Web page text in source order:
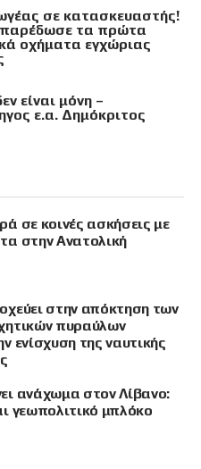
σε κατασκευαστής!
τα πρώτα
οχήματα εγχώριας
είναι μόνη –
ε.α. Δημόκριτος
σε κοινές ασκήσεις με
στην Ανατολική
στην απόκτηση των
πυραύλων
ενίσχυση της ναυτικής
ανάχωμα στον Λίβανο:
γεωπολιτικό μπλόκο